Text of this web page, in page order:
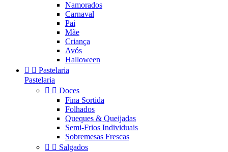
Namorados
Carnaval
Pai
Mãe
Criança
Avós
Halloween
  Pastelaria
Pastelaria
  Doces
Fina Sortida
Folhados
Queques & Queijadas
Semi-Frios Individuais
Sobremesas Frescas
  Salgados